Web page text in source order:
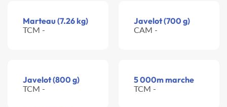
Marteau (7.26 kg)
TCM -
Javelot (700 g)
CAM -
Javelot (800 g)
TCM -
5 000m marche
TCM -